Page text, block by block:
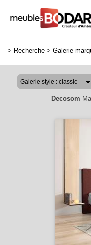
> Recherche > Galerie
Decosom